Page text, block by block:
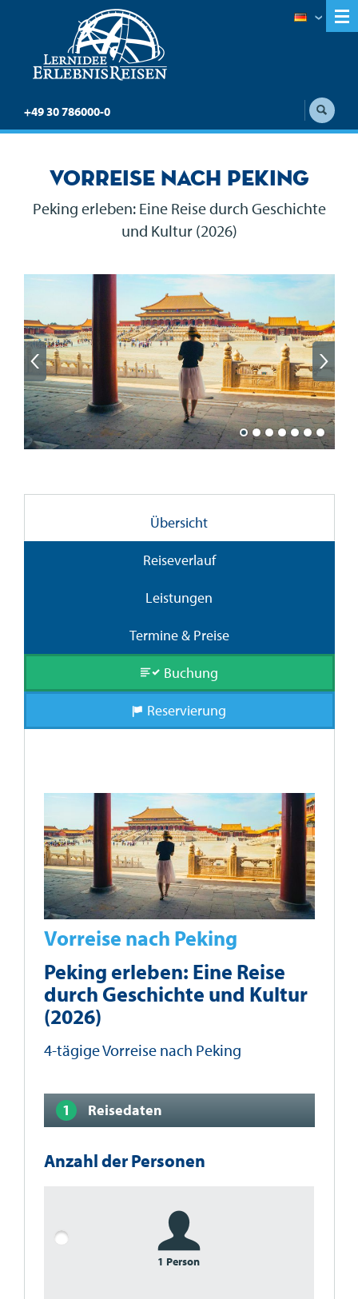
+49 30 786000-0
Vorreise nach Peking
Peking erleben: Eine Reise durch Geschichte
und Kultur (2026)
Übersicht
Reiseverlauf
Leistungen
Termine & Preise
Buchung
Reservierung
Vorreise nach Peking
Peking erleben: Eine Reise
durch Geschichte und Kultur
(2026)
4-tägige Vorreise nach Peking
Reisedaten
Anzahl der Personen
1 Person